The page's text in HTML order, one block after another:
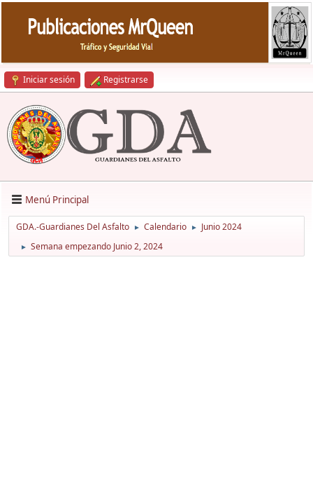
Iniciar sesión Registrarse
Menú Principal
GDA.-Guardianes Del Asfalto ► Calendario ► Junio 2024
► Semana empezando Junio 2, 2024